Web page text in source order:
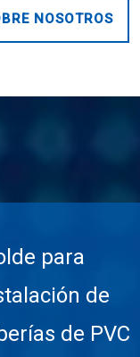
NOSOTROS
para
de
de PVC